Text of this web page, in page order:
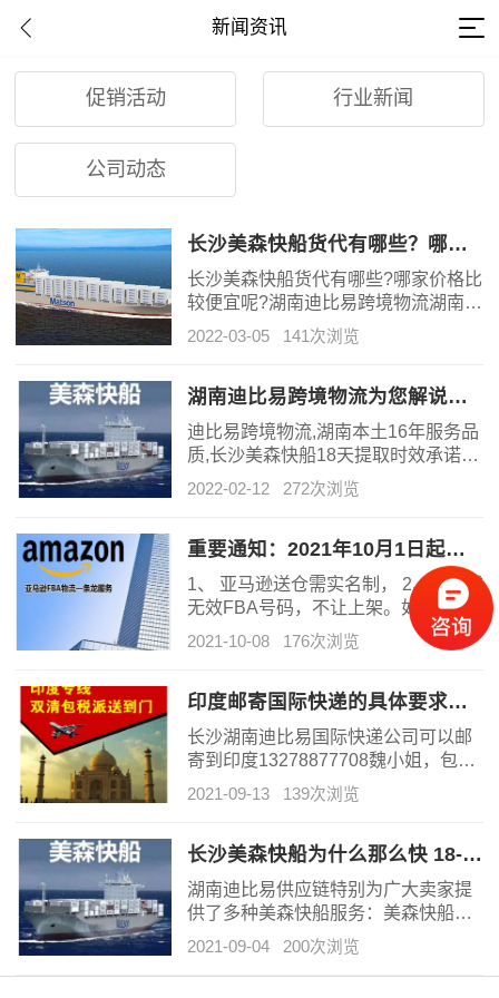
新闻资讯
促销活动 行业新闻
公司动态
长沙美森快船货代有哪些？哪家价格比较实惠？
长沙美森快船货代有哪些?哪家价格比
较便宜呢?湖南迪比易跨境物流湖南本
土16年服务品质，美森快船18天提取
时效承诺，延误赔偿。
2022-03-05 141次浏览
湖南迪比易跨境物流为您解说长沙美森快船为什么这么快
迪比易跨境物流,湖南本土16年服务品
质,长沙美森快船18天提取时效承诺赔
偿,亚马逊全球物流合作战略伙伴。渠
道稳定广泛,运价实惠。
2022-02-12 272次浏览
重要通知：2021年10月1日起，亚马逊送仓实名制，过期或无效FBA号不能上架
1、 亚马逊送仓需实名制， 2、过期或
无效FBA号码，不让上架。如因类似
于创建了计划，亚马逊限库容，突然
取消了货件，而货又直接发出了，这
服重新激活或重新生成FBA号码，保
证FBA号有效。
2021-10-08 176次浏览
印度邮寄国际快递的具体要求有哪些
长沙湖南迪比易国际快递公司可以邮
寄到印度13278877708魏小姐，包清
关，邮寄超方便，价格实惠。湖南本
土16年国际物流服务品质
2021-09-13 139次浏览
长沙美森快船为什么那么快 18-23天派送入库
湖南迪比易供应链特别为广大卖家提
供了多种美森快船服务：美森快船
+UPS派送、美森快船限时达+UPS派
送（承诺开船后17天提取，延必
赔）、美森快船+卡车派送、美森快船
2021-09-04 200次浏览